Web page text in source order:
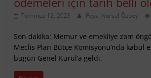
Temmuz 12, 2023 Feyzi Nursal Özbey
Son dakika: Memur ve emekliye zam
Meclis Plan Bütçe Komisyonu’nda kabul
bugün Genel Kurul’a geldi.